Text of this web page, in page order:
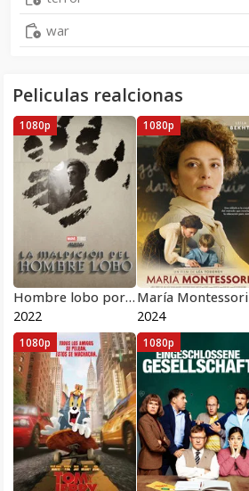
war
Peliculas realcionas
Hombre lobo por la noche
2022
1080p
María Montessori
2024
1080p
1080p 1080p